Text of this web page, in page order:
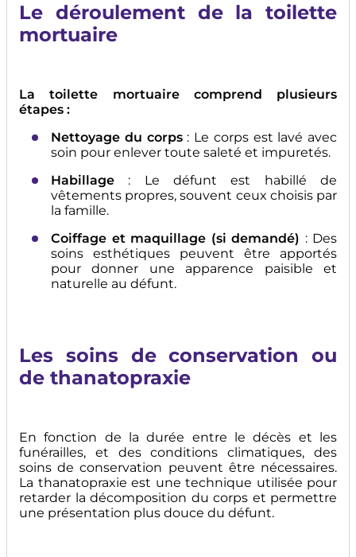
Le déroulement de la toilette
mortuaire
La toilette mortuaire comprend plusieurs
étapes :
Nettoyage du corps: Le corps est lavé avec
soin pour enlever toute saleté et impuretés.
Habillage : Le défunt est habillé de
vêtements propres, souvent ceux choisis par
la famille.
Coiffage et maquillage (si demandé) : Des
soins esthétiques peuvent être apportés
pour donner une apparence paisible et
naturelle au défunt.
Les soins de conservation ou
de thanatopraxie
En fonction de la durée entre le décès et les
funérailles, et des conditions climatiques, des
soins de conservation peuvent être nécessaires.
La thanatopraxie est une technique utilisée pour
retarder la décomposition du corps et permettre
une présentation plus douce du défunt.